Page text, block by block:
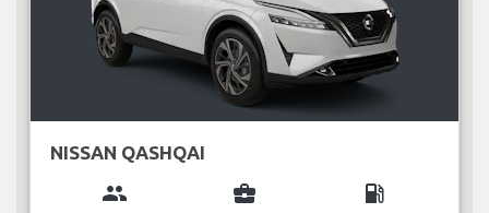
NISSAN QASHQAI
group business_center local_gas_station